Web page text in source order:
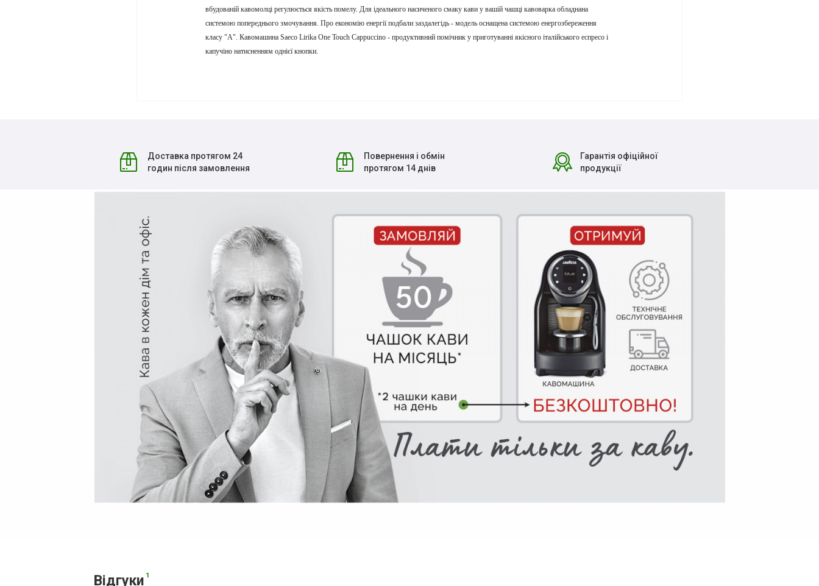
вбудованій кавомолці регулюється якість помелу. Для ідеального насиченого смаку кави у вашій чашці кавоварка обладнана
системою попереднього змочування. Про економію енергії подбали заздалегідь - модель оснащена системою енергозбереження
класу "А". Кавомашина Saeco Lirika One Touch Cappuccino - продуктивний помічник у приготуванні якісного італійського еспресо і
капучіно натисненням однієї кнопки.
Доставка протягом 24
годин після замовлення
Повернення і обмін
протягом 14 днів
Гарантія офіційної
продукції
Відгуки 1